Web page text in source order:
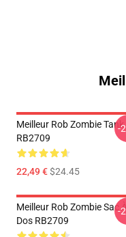
Meilleur Rob Zombie Tank
RB2709
22,49 €$24.45
-
Meilleur Rob Zombie Sac
Dos RB2709
-